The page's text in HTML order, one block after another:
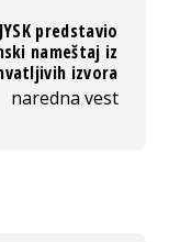
JYSK predstavio
nameštaj iz
izvora
naredna vest